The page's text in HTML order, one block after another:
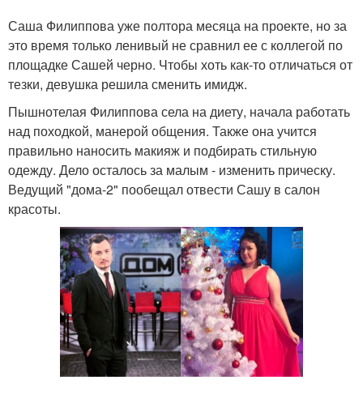
Саша Филиппова уже полтора месяца на проекте, но за
это время только ленивый не сравнил ее с коллегой по
площадке Сашей черно. Чтобы хоть как-то отличаться от
тезки, девушка решила сменить имидж.
Пышнотелая Филиппова села на диету, начала работать
над походкой, манерой общения. Также она учится
правильно наносить макияж и подбирать стильную
одежду. Дело осталось за малым - изменить прическу.
Ведущий "дома-2" пообещал отвести Сашу в салон
красоты.